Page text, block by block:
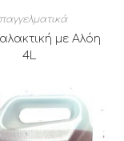
με Αλόη
4L